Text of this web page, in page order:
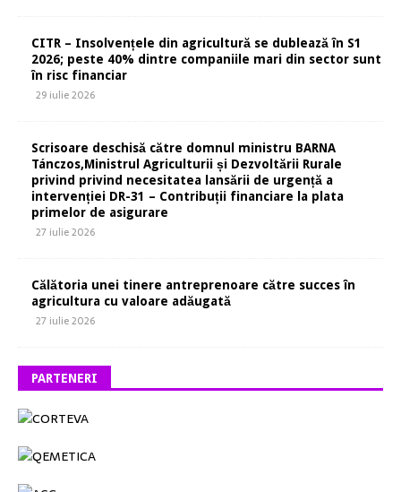
CITR – Insolvențele din agricultură se dublează în S1
2026; peste 40% dintre companiile mari din sector sunt
în risc financiar
29 iulie 2026
Scrisoare deschisă către domnul ministru BARNA
Tánczos,Ministrul Agriculturii și Dezvoltării Rurale
privind privind necesitatea lansării de urgență a
intervenției DR-31 – Contribuții financiare la plata
primelor de asigurare
27 iulie 2026
Călătoria unei tinere antreprenoare către succes în
agricultura cu valoare adăugată
27 iulie 2026
PARTENERI